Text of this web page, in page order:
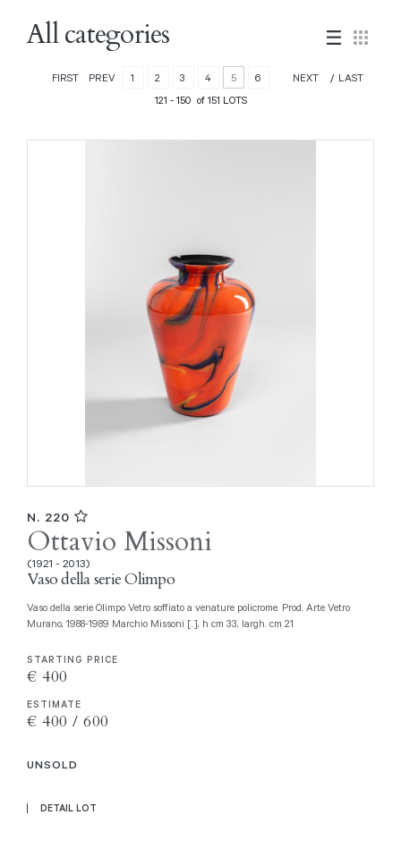
All categories
121 - 150 of 151 LOTS
FIRST PREV 1 2 3 4 5 6 NEXT LAST
N. 220
Ottavio Missoni
(1921 - 2013)
Vaso della serie Olimpo
Vaso della serie Olimpo Vetro soffiato a venature policrome. Prod. Arte Vetro
Murano, 1988-1989 Marchio Missoni [..], h cm 33, largh. cm 21
STARTING PRICE
€ 400
ESTIMATE
€ 400 / 600
UNSOLD
DETAIL LOT